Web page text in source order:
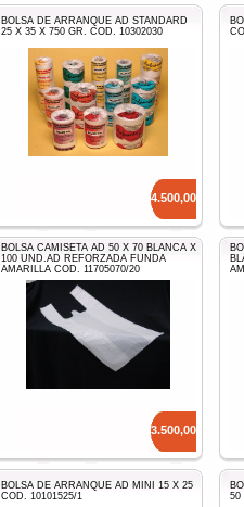
BOLSA DE ARRANQUE AD STANDARD
25 X 35 X 750 GR. COD. 10302030
14.500,00
BOLSA CAMISETA AD 50 X 70 BLANCA X
100 UND.AD REFORZADA FUNDA
AMARILLA COD. 11705070/20
13.500,00
BOLSA DE ARRANQUE AD MINI 15 X 25
COD. 10101525/1
50